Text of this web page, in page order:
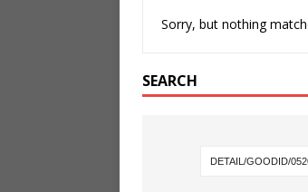
Sorry, but nothing
SEARCH